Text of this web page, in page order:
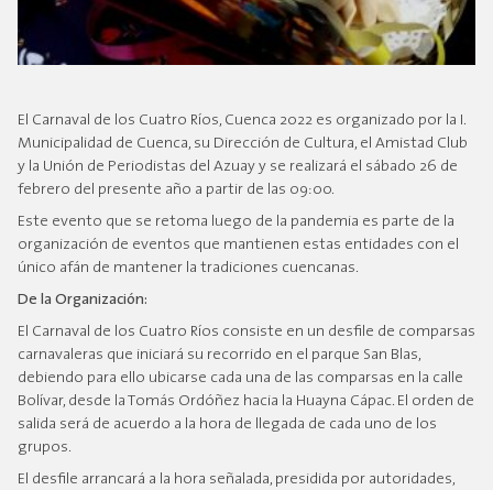
El Carnaval de los Cuatro Ríos, Cuenca 2022 es organizado por la I.
Municipalidad de Cuenca, su Dirección de Cultura, el Amistad Club
y la Unión de Periodistas del Azuay y se realizará el sábado 26 de
febrero del presente año a partir de las 09:00.
Este evento que se retoma luego de la pandemia es parte de la
organización de eventos que mantienen estas entidades con el
único afán de mantener la tradiciones cuencanas.
De la Organización:
El Carnaval de los Cuatro Ríos consiste en un desfile de comparsas
carnavaleras que iniciará su recorrido en el parque San Blas,
debiendo para ello ubicarse cada una de las comparsas en la calle
Bolívar, desde la Tomás Ordóñez hacia la Huayna Cápac. El orden de
salida será de acuerdo a la hora de llegada de cada uno de los
grupos.
El desfile arrancará a la hora señalada, presidida por autoridades,